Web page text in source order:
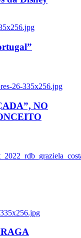
26-335x256.jpg
NO